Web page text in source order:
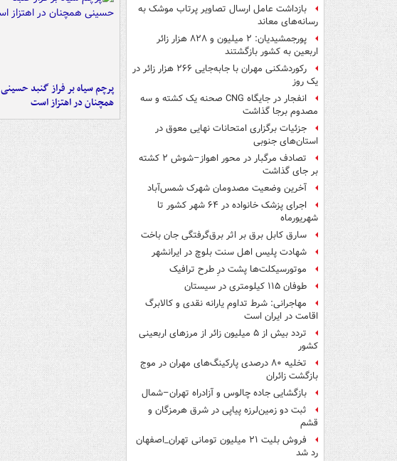
بازداشت عامل ارسال تصاویر پرتاب موشک به
رسانه‌های معاند
پورجمشیدیان: ۲ میلیون و ۸۲۸ هزار زائر
اربعین به کشور بازگشتند
رکوردشکنی مهران با جابه‌جایی ۲۶۶ هزار زائر در
یک روز
انفجار در جایگاه CNG صحنه یک کشته و سه
مصدوم برجا گذاشت
جزئیات برگزاری امتحانات نهایی معوق در
استان‌های جنوبی
تصادف مرگبار در محور اهواز–شوش ۲ کشته
بر جای گذاشت
آخرین وضعیت مصدومان شهرک شمس‌آباد
اجرای پزشک خانواده در ۶۴ شهر کشور تا
شهریورماه
سارق کابل برق بر اثر برق‌گرفتگی جان باخت
شهادت پلیس اهل سنت بلوچ در ایرانشهر
موتورسیکلت‌ها پشت درِ طرح ترافیک
طوفان ۱۱۵ کیلومتری در سیستان
مهاجرانی: شرط تداوم یارانه نقدی و کالابرگ
اقامت در ایران است
تردد بیش از ۵ میلیون زائر از مرزهای اربعینی
کشور
تخلیه ۸۰ درصدی پارکینگ‌های مهران در موج
بازگشت زائران
بازگشایی جاده چالوس و آزادراه تهران–شمال
ثبت دو زمین‌لرزه پیاپی در شرق هرمزگان و
قشم
فروش بلیت ۲۱ میلیون تومانی تهران_اصفهان
رد شد
پرچم سیاه بر فراز گنبد حسینی
همچنان در اهتزاز است